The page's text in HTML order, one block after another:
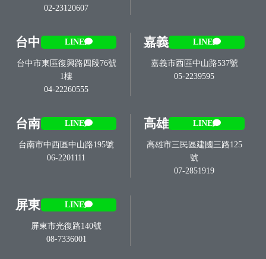
02-23120607
台中 LINE
台中市東區復興路四段76號
1樓
04-22260555
嘉義 LINE
嘉義市西區中山路537號
05-2239595
台南 LINE
台南市中西區中山路195號
06-2201111
高雄 LINE
高雄市三民區建國三路125
號
07-2851919
屏東 LINE
屏東市光復路140號
08-7336001